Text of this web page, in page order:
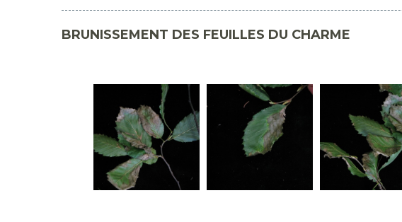
BRUNISSEMENT DES FEUILLES DU CHARME